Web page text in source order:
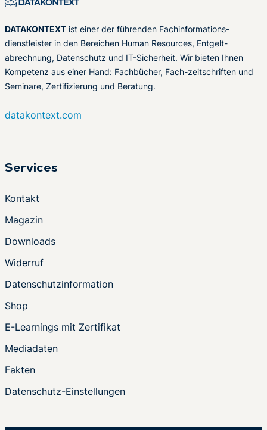
DATAKONTEXT ist einer der führenden Fachinformations-
dienstleister in den Bereichen Human Resources, Entgelt-
abrechnung, Datenschutz und IT-Sicherheit. Wir bieten Ihnen
Kompetenz aus einer Hand: Fachbücher, Fach-zeitschriften und
Seminare, Zertifizierung und Beratung.
datakontext.com
Services
Kontakt
Magazin
Downloads
Widerruf
Datenschutzinformation
Shop
E-Learnings mit Zertifikat
Mediadaten
Fakten
Datenschutz-Einstellungen